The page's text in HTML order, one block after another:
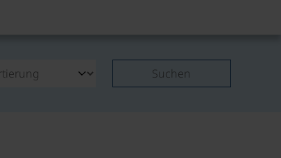
Suchen